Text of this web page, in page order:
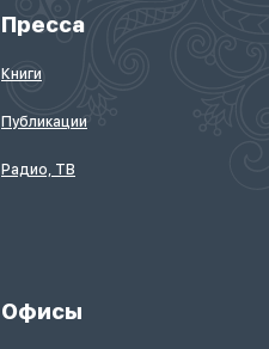
Пресса
Книги
Публикации
Радио, ТВ
Офисы